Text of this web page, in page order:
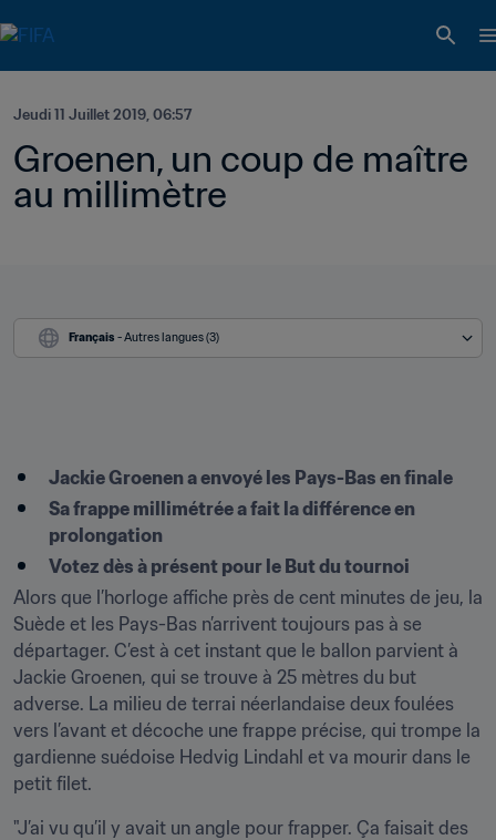
Jeudi 11 Juillet 2019, 06:57
Groenen, un coup de maître
au millimètre
Français - Autres langues (3)
Jackie Groenen a envoyé les Pays-Bas en finale
Sa frappe millimétrée a fait la différence en
prolongation
Votez dès à présent pour le But du tournoi
Alors que l’horloge affiche près de cent minutes de jeu, la
Suède et les Pays-Bas n’arrivent toujours pas à se
départager. C’est à cet instant que le ballon parvient à
Jackie Groenen, qui se trouve à 25 mètres du but
adverse. La milieu de terrai néerlandaise deux foulées
vers l’avant et décoche une frappe précise, qui trompe la
gardienne suédoise Hedvig Lindahl et va mourir dans le
petit filet.
"J’ai vu qu’il y avait un angle pour frapper. Ça faisait des